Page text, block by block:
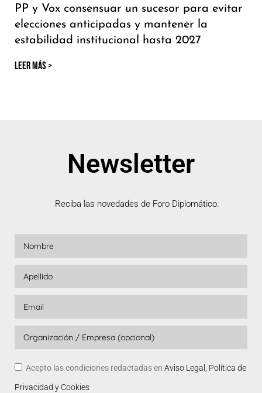
PP y Vox consensuar un sucesor para evitar
elecciones anticipadas y mantener la
estabilidad institucional hasta 2027
LEER MÁS >
Newsletter
Reciba las novedades de Foro Diplomático.
Acepto las condiciones redactadas en Aviso Legal, Política de
Privacidad y Cookies